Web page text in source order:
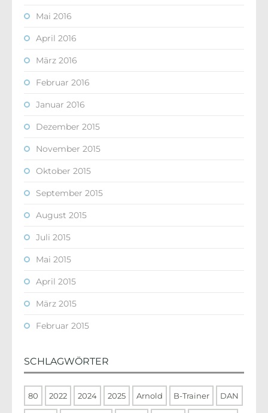
Mai 2016
April 2016
März 2016
Februar 2016
Januar 2016
Dezember 2015
November 2015
Oktober 2015
September 2015
August 2015
Juli 2015
Mai 2015
April 2015
März 2015
Februar 2015
SCHLAGWÖRTER
80 2022 2024 2025 Arnold B-Trainer DAN